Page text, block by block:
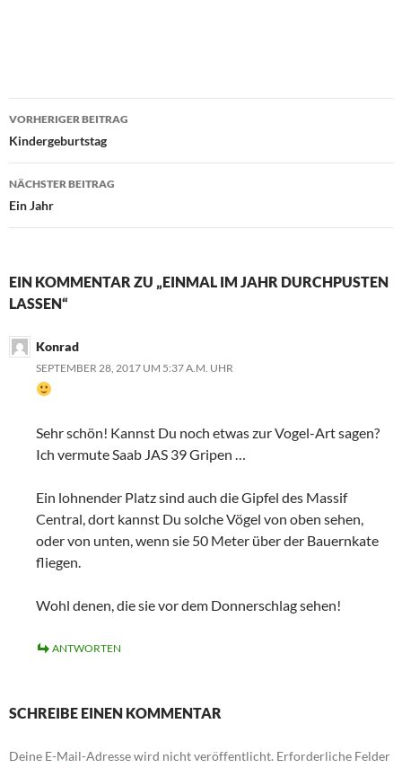
Beitragsnavigation
VORHERIGER BEITRAG
Kindergeburtstag
NÄCHSTER BEITRAG
Ein Jahr
EIN KOMMENTAR ZU „EINMAL IM JAHR DURCHPUSTEN
LASSEN“
Konrad
SEPTEMBER 28, 2017 UM 5:37 A.M. UHR
Sehr schön! Kannst Du noch etwas zur Vogel-Art sagen?
Ich vermute Saab JAS 39 Gripen …
Ein lohnender Platz sind auch die Gipfel des Massif
Central, dort kannst Du solche Vögel von oben sehen,
oder von unten, wenn sie 50 Meter über der Bauernkate
fliegen.
Wohl denen, die sie vor dem Donnerschlag sehen!
ANTWORTEN
SCHREIBE EINEN KOMMENTAR
Deine E-Mail-Adresse wird nicht veröffentlicht. Erforderliche Felder